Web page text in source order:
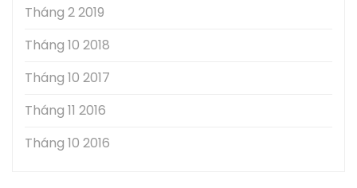
Tháng 2 2019
Tháng 10 2018
Tháng 10 2017
Tháng 11 2016
Tháng 10 2016